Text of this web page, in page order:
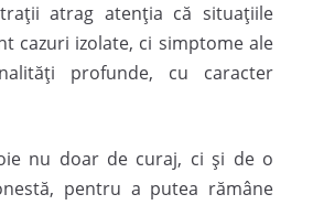
atrag atenția că situațiile
cazuri izolate, ci simptome ale
profunde, cu caracter
nu doar de curaj, ci și de o
pentru a putea rămâne